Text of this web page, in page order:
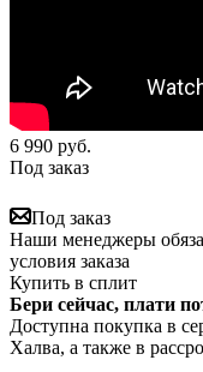
6 990 руб.
Под заказ
Под заказ
Наши менеджеры
условия заказа
Купить в сплит
Бери сейчас, плати
Доступна покупка в
Халва, а также в